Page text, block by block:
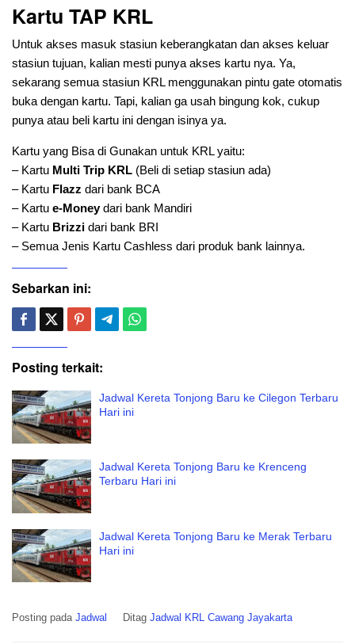
Kartu TAP KRL
Untuk akses masuk stasiun keberangkatan dan akses keluar
stasiun tujuan, kalian mesti punya akses kartu nya. Ya,
sekarang semua stasiun KRL menggunakan pintu gate otomatis
buka dengan kartu. Tapi, kalian ga usah bingung kok, cukup
punya atau beli kartu ini dengan isinya ya.
Kartu yang Bisa di Gunakan untuk KRL yaitu:
– Kartu Multi Trip KRL (Beli di setiap stasiun ada)
– Kartu Flazz dari bank BCA
– Kartu e-Moneydari bank Mandiri
– Kartu Brizzi dari bank BRI
– Semua Jenis Kartu Cashless dari produk bank lainnya.
Sebarkan ini:
Posting terkait:
Jadwal Kereta Tonjong Baru ke Cilegon Terbaru
Hari ini
Jadwal Kereta Tonjong Baru ke Krenceng
Terbaru Hari ini
Jadwal Kereta Tonjong Baru ke Merak Terbaru
Hari ini
Posting pada Jadwal Ditag Jadwal KRL Cawang Jayakarta